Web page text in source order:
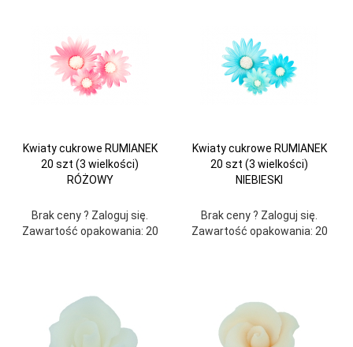
Kwiaty cukrowe RUMIANEK
20 szt (3 wielkości)
RÓŻOWY
Brak ceny ? Zaloguj się.
Zawartość opakowania: 20
Kwiaty cukrowe RUMIANEK
20 szt (3 wielkości)
NIEBIESKI
Brak ceny ? Zaloguj się.
Zawartość opakowania: 20